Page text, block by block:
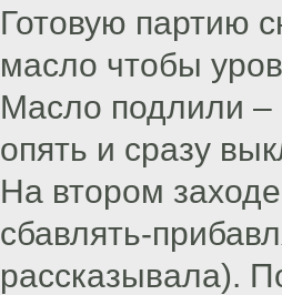
Готовую партию
масло чтобы
Масло подлили –
опять и сразу
На втором
сбавлять-
рассказывала).